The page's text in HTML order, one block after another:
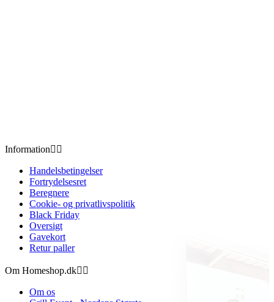
Information 
Handelsbetingelser
Fortrydelsesret
Beregnere
Cookie- og privatlivspolitik
Black Friday
Oversigt
Gavekort
Retur paller
Om Homeshop.dk 
Om os